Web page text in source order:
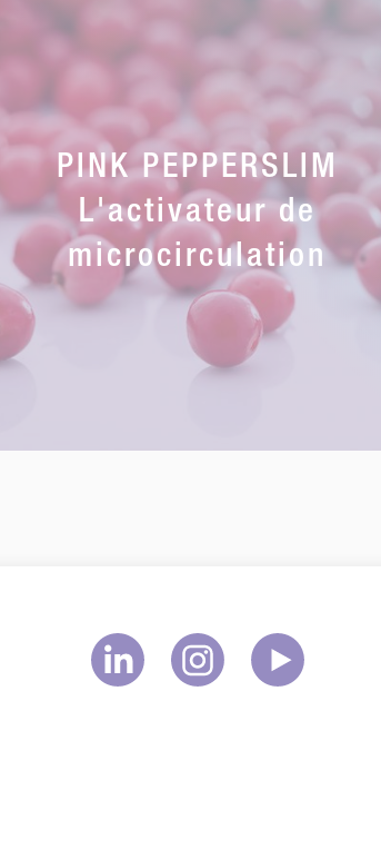
PINK PEPPERSLIM
L'activateur de
microcirculation